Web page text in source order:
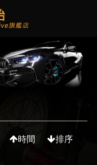
時間 排序